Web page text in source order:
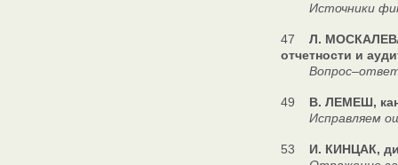
Источники
47 Л.
отчетности и
49 В. ЛЕМЕШ,
Исправляем
53 И. КИНЦАК,